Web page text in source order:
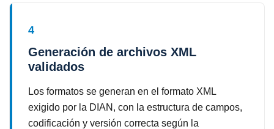
4
Generación de archivos XML
validados
Los formatos se generan en el formato XML
exigido por la DIAN, con la estructura de campos,
codificación y versión correcta según la